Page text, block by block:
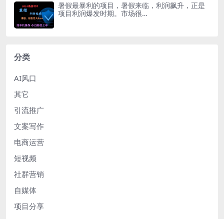
暑假最暴利的项目，暑假来临，利润飙升，正是
项目利润爆发时期。市场很…
分类
AI风口
其它
引流推广
文案写作
电商运营
短视频
社群营销
自媒体
项目分享